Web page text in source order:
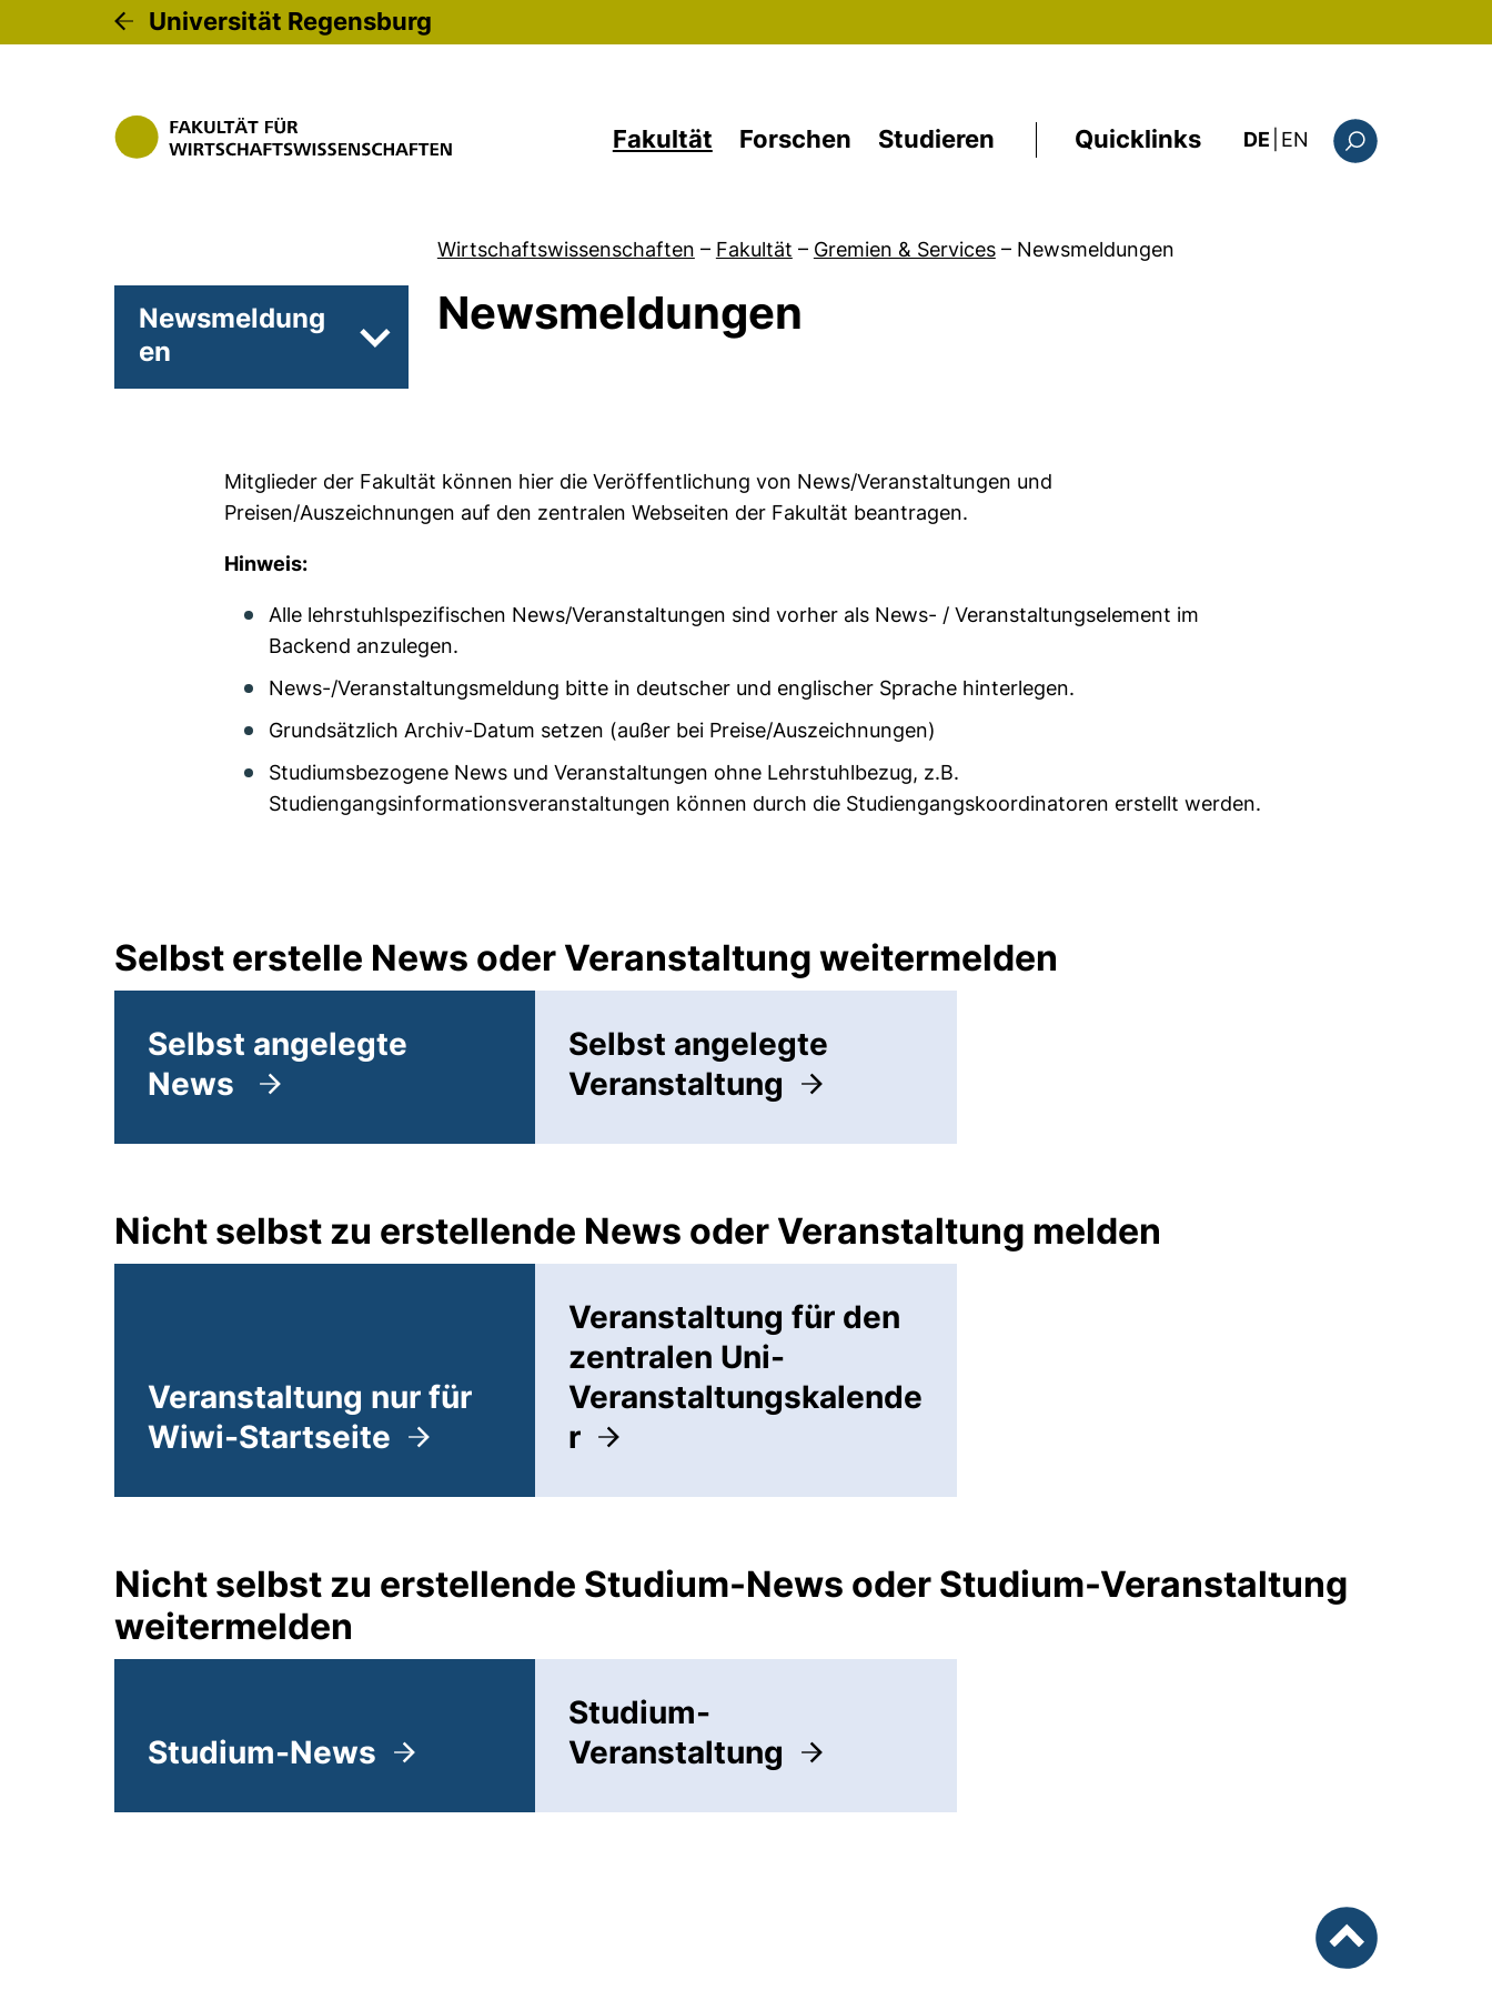
Universität Regensburg
Fakultät Forschen Studieren Quicklinks DE EN : the current page
Wirtschaftswissenschaften – Fakultät – Gremien & Services – Newsmeldungen
Newsmeldung
en
Unterseiten von Allgemeine Studiumsnews durch Studiengangskoordinatoren zu erstellen
Newsmeldungen
Mitglieder der Fakultät können hier die Veröffentlichung von News/Veranstaltungen und
Preisen/Auszeichnungen auf den zentralen Webseiten der Fakultät beantragen.
Hinweis:
Alle lehrstuhlspezifischen News/Veranstaltungen sind vorher als News- / Veranstaltungselement im
Backend anzulegen.
News-/Veranstaltungsmeldung bitte in deutscher und englischer Sprache hinterlegen.
Grundsätzlich Archiv-Datum setzen (außer bei Preise/Auszeichnungen)
Studiumsbezogene News und Veranstaltungen ohne Lehrstuhlbezug, z.B.
Studiengangsinformationsveranstaltungen können durch die Studiengangskoordinatoren erstellt werden.
Selbst erstelle News oder Veranstaltung weitermelden
Selbst angelegte
News
Selbst angelegte
Veranstaltung
Nicht selbst zu erstellende News oder Veranstaltung melden
Veranstaltung nur für
Wiwi-Startseite
Veranstaltung für den
zentralen Uni-
Veranstaltungskalende
r
Nicht selbst zu erstellende Studium-News oder Studium-Veranstaltung
weitermelden
Studium-News
Studium-
Veranstaltung